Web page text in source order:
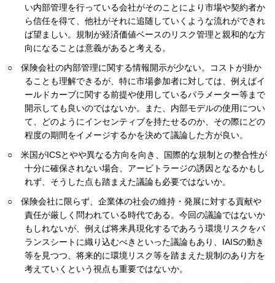
い内部管理を行っている会社がそのことにより市場や契約者か
ら信任を得て、他社がそれに追随していくような流れができれ
ば望ましい。規制が経済価値ベースのリスク管理と親和的な方
向になることは意義があると考える。
保険会社の内部管理に関する情報開示が少ない。コストが掛か
ることも理解できるが、特に市場参加者に対しては、例えばイ
ールドカーブに関する前提や使用しているパラメーター等まで
開示しても良いのではないか。また、内部モデルの使用につい
て、どのようにインセンティブを持たせるのか、その際にどの
程度の期間をイメージするかを決めて議論した方が良い。
米国がICSとやや異なる方向を向き、国際的な規制との整合性が
十分に確保されない場合、アービトラージの誘因となるかもし
れず、そうした点も踏まえた議論も必要ではないか。
保険会社に限らず、企業体の社会の維持・発展に対する貢献や
責任が厳しく問われている時代である。今回の議論ではないか
もしれないが、例えば将来具現化するであろう環境リスクをバ
ランスシートに織り込むべきといった議論もあり、IAISの動き
等を見つつ、将来的に環境リスク等を踏まえた規制のあり方を
考えていくという視点も重要ではないか。